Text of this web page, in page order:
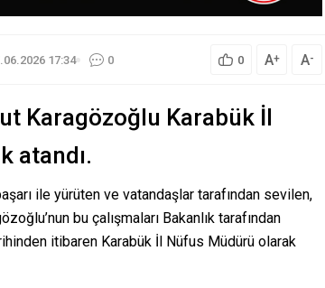
17:34 0 0 A+ A-
Karagözoğlu Karabük İl
atandı.
ile yürüten ve vatandaşlar tarafından sevilen,
bu çalışmaları Bakanlık tarafından
itibaren Karabük İl Nüfus Müdürü olarak